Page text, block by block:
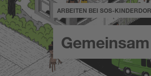
ARBEITEN BEI SOS-